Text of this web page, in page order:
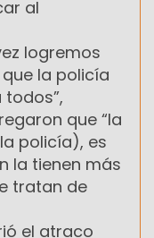
al
logremos
la policía
que “la
policía), es
la tienen más
tratan de
el atraco